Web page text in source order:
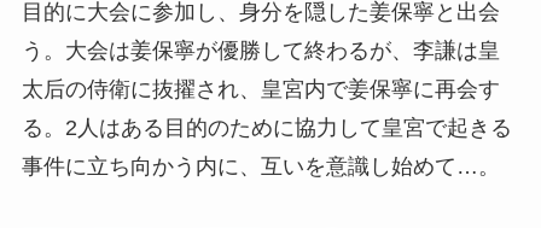
目的に大会に参加し、身分を隠した姜保寧と出会
う。大会は姜保寧が優勝して終わるが、李謙は皇
太后の侍衛に抜擢され、皇宮内で姜保寧に再会す
る。2人はある目的のために協力して皇宮で起きる
事件に立ち向かう内に、互いを意識し始めて…。